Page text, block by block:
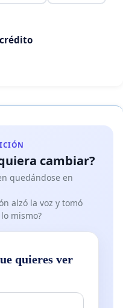
aranceles vigentes
y material
institución.
sistema
documentado en la
alumnos.
de nuestro
digna, accesible y
se pretenda cobrar
cambiar?
quedándose en
alzó la voz y tomó
mismo?
quieres ver